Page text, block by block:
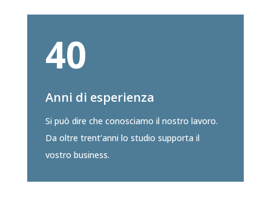
40
Anni di esperienza
Si può dire che conosciamo il nostro lavoro.
Da oltre trent’anni lo studio supporta il
vostro business.